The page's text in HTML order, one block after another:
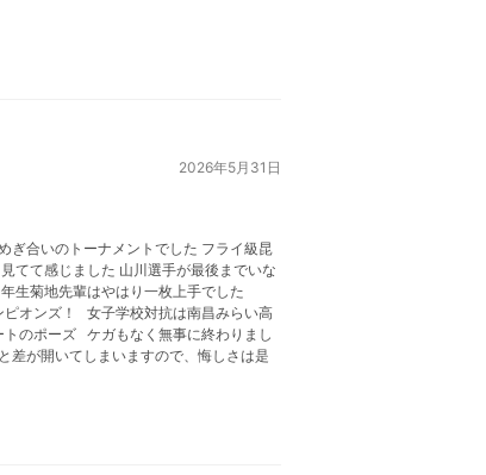
2026年5月31日
合いのトーナメントでした フライ級昆
てて感じました 山川選手が最後までいな
年生菊地先輩はやはり一枚上手でした
オンズ！ 女子学校対抗は南昌みらい高
のポーズ ケガもなく無事に終わりまし
が開いてしまいますので、悔しさは是